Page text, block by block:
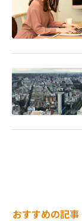
おすすめの記事